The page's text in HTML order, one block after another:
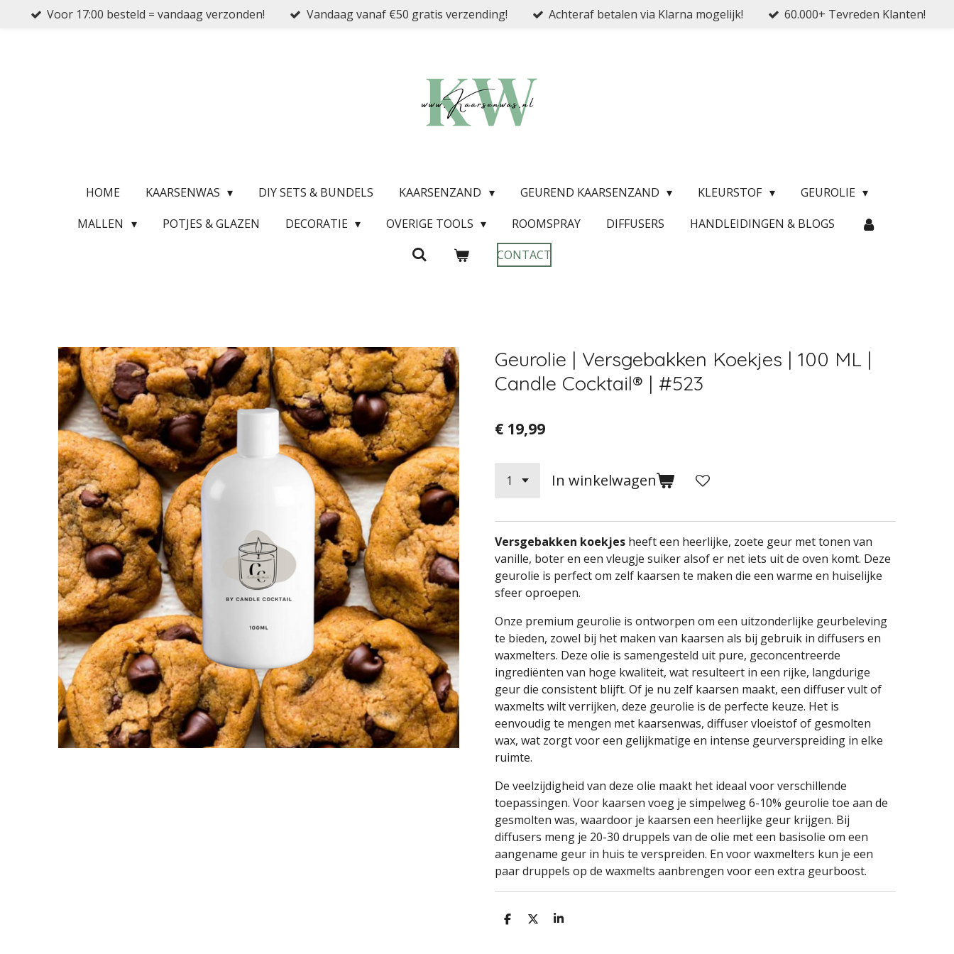
Voor 17:00 besteld = vandaag verzonden! Vandaag vanaf €50 gratis verzending! Achteraf betalen via Klarna mogelijk! 60.000+ Tevreden Klanten!
HOME KAARSENWAS DIY SETS & BUNDELS KAARSENZAND GEUREND KAARSENZAND KLEURSTOF
GEUROLIE
MALLEN
POTJES & GLAZEN DECORATIE OVERIGE TOOLS ROOMSPRAY DIFFUSERS
HANDLEIDINGEN & BLOGS
CONTACT
Geurolie | Versgebakken Koekjes | 100 ML |
Candle Cocktail® | #523
€ 19,99
In winkelwagen
Versgebakken koekjes heeft een heerlijke, zoete geur met tonen van
vanille, boter en een vleugje suiker alsof er net iets uit de oven komt. Deze
geurolie is perfect om zelf kaarsen te maken die een warme en huiselijke
sfeer oproepen.
Onze premium geurolie is ontworpen om een uitzonderlijke geurbeleving
te bieden, zowel bij het maken van kaarsen als bij gebruik in diffusers en
waxmelters. Deze olie is samengesteld uit pure, geconcentreerde
ingrediënten van hoge kwaliteit, wat resulteert in een rijke, langdurige
geur die consistent blijft. Of je nu zelf kaarsen maakt, een diffuser vult of
waxmelts wilt verrijken, deze geurolie is de perfecte keuze. Het is
eenvoudig te mengen met kaarsenwas, diffuser vloeistof of gesmolten
wax, wat zorgt voor een gelijkmatige en intense geurverspreiding in elke
ruimte.
De veelzijdigheid van deze olie maakt het ideaal voor verschillende
toepassingen. Voor kaarsen voeg je simpelweg 6-10% geurolie toe aan de
gesmolten was, waardoor je kaarsen een heerlijke geur krijgen. Bij
diffusers meng je 20-30 druppels van de olie met een basisolie om een
aangename geur in huis te verspreiden. En voor waxmelters kun je een
paar druppels op de waxmelts aanbrengen voor een extra geurboost.
D
D
S